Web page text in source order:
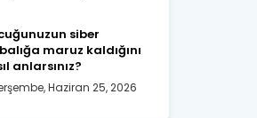
siber
maruz kaldığını
anlarsınız?
Haziran 25, 2026